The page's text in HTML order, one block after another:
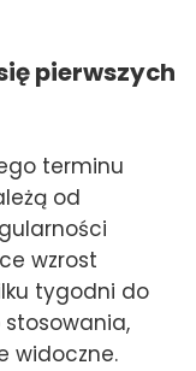
pierwszych
terminu
od
wzrost
tygodni do
widoczne.